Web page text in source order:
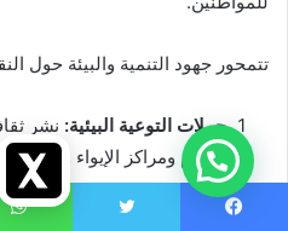
تتمحور جهود التنمية والبيئة حول
حملات التوعية البيئية: نشر
الخيام ومراكز الإيواء وتجنب
الضارة.